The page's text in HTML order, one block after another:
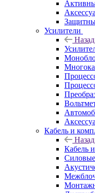
Усилители
Назад
Кабель и
Назад
Кабель